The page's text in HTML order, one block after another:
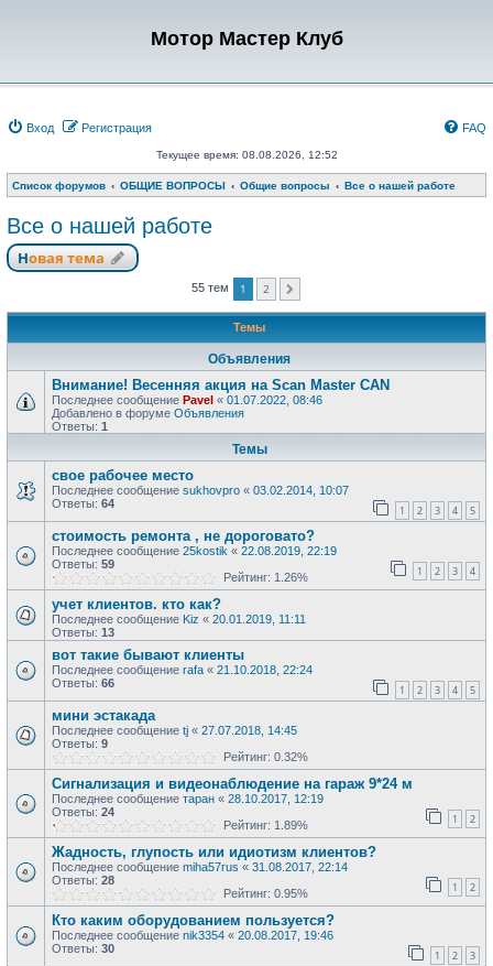
Мотор Мастер Клуб
Вход Регистрация FAQ
Текущее время: 08.08.2026, 12:52
Список форумов ОБЩИЕ ВОПРОСЫ Общие вопросы Все о нашей работе
Все о нашей работе
Новая тема
55 тем 1 2
Темы
Объявления
Внимание! Весенняя акция на Scan Master CAN
Последнее сообщение Pavel « 01.07.2022, 08:46
Добавлено в форуме Объявления
Ответы: 1
Темы
свое рабочее место
Последнее сообщение sukhovpro « 03.02.2014, 10:07
Ответы: 64 1 2 3 4 5
стоимость ремонта , не дороговато?
Последнее сообщение 25kostik « 22.08.2019, 22:19
Ответы: 59 1 2 3 4
Рейтинг: 1.26%
учет клиентов. кто как?
Последнее сообщение Kiz « 20.01.2019, 11:11
Ответы: 13
вот такие бывают клиенты
Последнее сообщение rafa « 21.10.2018, 22:24
Ответы: 66 1 2 3 4 5
мини эстакада
Последнее сообщение tj « 27.07.2018, 14:45
Ответы: 9
Рейтинг: 0.32%
Сигнализация и видеонаблюдение на гараж 9*24 м
Последнее сообщение таран « 28.10.2017, 12:19
Ответы: 24 1 2
Рейтинг: 1.89%
Жадность, глупость или идиотизм клиентов?
Последнее сообщение miha57rus « 31.08.2017, 22:14
Ответы: 28 1 2
Рейтинг: 0.95%
Кто каким оборудованием пользуется?
Последнее сообщение nik3354 « 20.08.2017, 19:46
Ответы: 30 1 2 3